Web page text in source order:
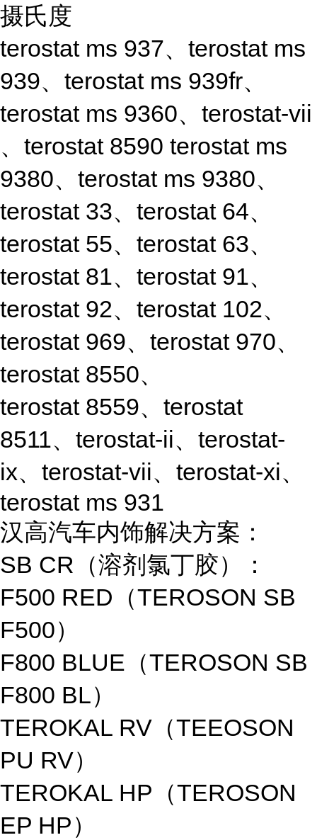
摄氏度
terostat ms 937、terostat ms
939、terostat ms 939fr、
terostat ms 9360、terostat-vii
、terostat 8590 terostat ms
9380、terostat ms 9380、
terostat 33、terostat 64、
terostat 55、terostat 63、
terostat 81、terostat 91、
terostat 92、terostat 102、
terostat 969、terostat 970、
terostat 8550、
terostat 8559、terostat
8511、terostat-ii、terostat-
ix、terostat-vii、terostat-xi、
terostat ms 931
汉高汽车内饰解决方案：
SB CR（溶剂氯丁胶）：
F500 RED（TEROSON SB
F500）
F800 BLUE（TEROSON SB
F800 BL）
TEROKAL RV（TEEOSON
PU RV）
TEROKAL HP（TEROSON
EP HP）